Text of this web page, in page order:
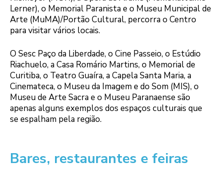
Lerner), o Memorial Paranista e o Museu Municipal de
Arte (MuMA)/Portão Cultural, percorra o Centro
para visitar vários locais.
O Sesc Paço da Liberdade, o Cine Passeio, o Estúdio
Riachuelo, a Casa Romário Martins, o Memorial de
Curitiba, o Teatro Guaíra, a Capela Santa Maria, a
Cinemateca, o Museu da Imagem e do Som (MIS), o
Museu de Arte Sacra e o Museu Paranaense são
apenas alguns exemplos dos espaços culturais que
se espalham pela região.
Bares, restaurantes e feiras